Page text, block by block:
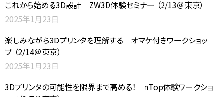
これから始める3D設計 ZW3D体験セミナー （2/13＠東京）
2025年1月23日
楽しみながら3Dプリンタを理解する オマケ付きワークショッ
プ （2/14＠東京）
2025年1月23日
3Dプリンタの可能性を限界まで高める！ nTop体験ワークショ